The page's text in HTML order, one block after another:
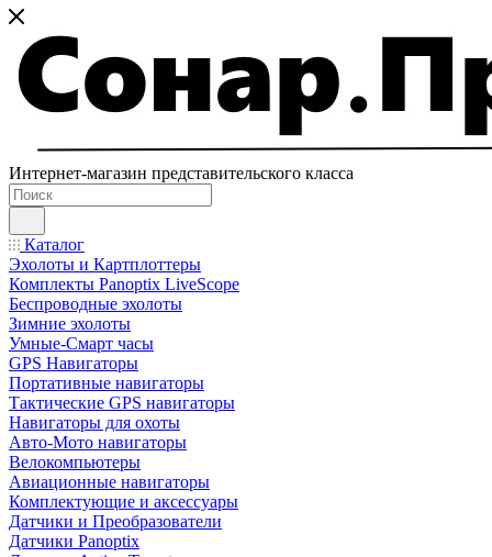
Интернет-магазин представительского класса
Каталог
Эхолоты и Картплоттеры
Комплекты Panoptix LiveScope
Беспроводные эхолоты
Зимние эхолоты
Умные-Смарт часы
GPS Навигаторы
Портативные навигаторы
Тактические GPS навигаторы
Навигаторы для охоты
Авто-Мото навигаторы
Велокомпьютеры
Авиационные навигаторы
Комплектующие и аксессуары
Датчики и Преобразователи
Датчики Panoptix